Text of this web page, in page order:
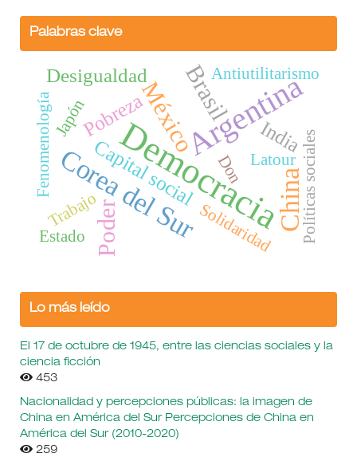
Palabras clave
Democracia
Argentina
China
Corea del Sur
MéxicoBrasil
Poder
Desigualdad
Pobreza
Capital social India
Don
Japón
Solidaridad
Antiutilitarismo
Políticas sociales
Trabajo
Latour
Fenomenología
Estado
Lo más leído
El 17 de octubre de 1945, entre las ciencias sociales y la
ciencia ficción
453
Nacionalidad y percepciones públicas: la imagen de
China en América del Sur Percepciones de China en
América del Sur (2010-2020)
259